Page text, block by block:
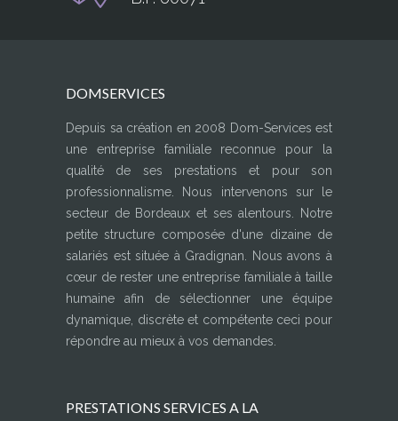
DOMSERVICES
Depuis sa création en 2008 Dom-Services est
une entreprise familiale reconnue pour la
qualité de ses prestations et pour son
professionnalisme. Nous intervenons sur le
secteur de Bordeaux et ses alentours. Notre
petite structure composée d'une dizaine de
salariés est située à Gradignan. Nous avons à
cœur de rester une entreprise familiale à taille
humaine afin de sélectionner une équipe
dynamique, discrète et compétente ceci pour
répondre au mieux à vos demandes.
PRESTATIONS SERVICES A LA